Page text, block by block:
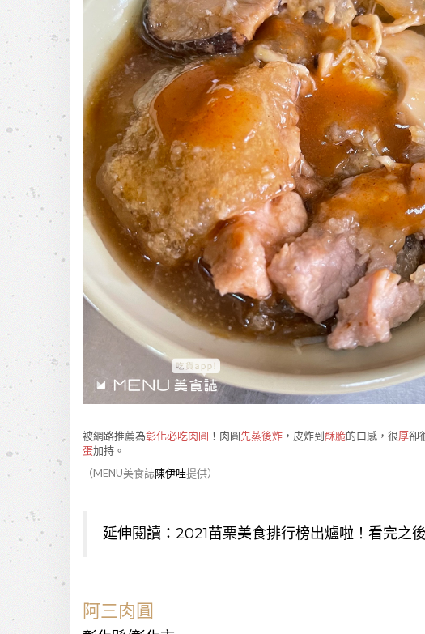
被網路推薦為彰化必吃肉圓 ！肉圓先蒸後炸 ，皮炸到酥脆的口感，很厚卻
蛋加持。
（MENU美食誌陳伊哇提供）
延伸閱讀： 2021苗栗美食排行榜出爐啦！看完之
阿三肉圓